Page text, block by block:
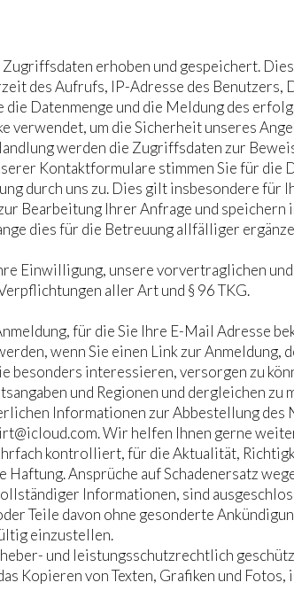
erhoben und gespeichert.
des Aufrufs, IP-Adresse des Benutzers,
Datenmenge und die Meldung des
um die Sicherheit unseres
werden die Zugriffsdaten zur
Kontaktformulare stimmen Sie für die
durch uns zu. Dies gilt insbesondere für
Bearbeitung Ihrer Anfrage und speichern
dies für die Betreuung allfälliger
Einwilligung, unsere vorvertraglichen
aller Art und § 96 TKG.
für die Sie Ihre E-Mail Adresse
wenn Sie einen Link zur Anmeldung,
interessieren, versorgen zu
und Regionen und dergleichen zu
Informationen zur Abbestellung
Wir helfen Ihnen gerne
kontrolliert, für die Aktualität,
Ansprüche auf Schadenersatz
Informationen, sind
Teile davon ohne gesonderte
einzustellen.
und leistungsschutzrechtlich
Kopieren von Texten, Grafiken und